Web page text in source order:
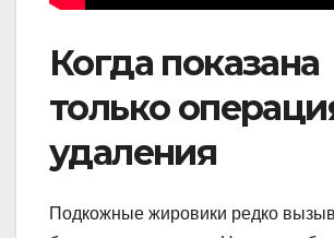
Когда показана
только
удаления
Подкожные жировики редко